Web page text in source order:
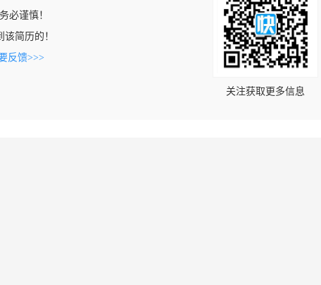
必谨慎！
该简历的！
反馈>>>
关注获取更多信息